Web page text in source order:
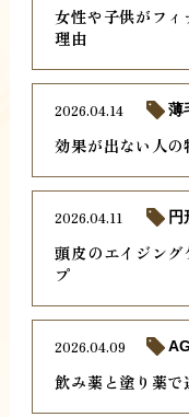
女性や子供がフ
理由
効果が出ない人
2026.04.14 薄
頭皮のエイジング
プ
2026.04.11 円
飲み薬と塗り薬
2026.04.09